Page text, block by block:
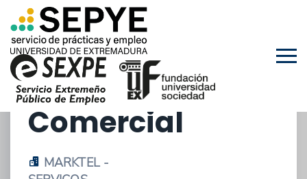
19/03/2026 - OFERTA DE EMPLEO
Teleoperador/a
Comercial
MARKTEL -